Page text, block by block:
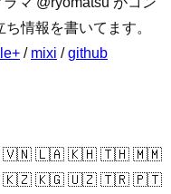
情報を書いてます。
/ mixi /github
🇱🇦 🇰🇭 🇹🇭 🇲🇲
🇰🇬 🇺🇿 🇹🇷 🇵🇹